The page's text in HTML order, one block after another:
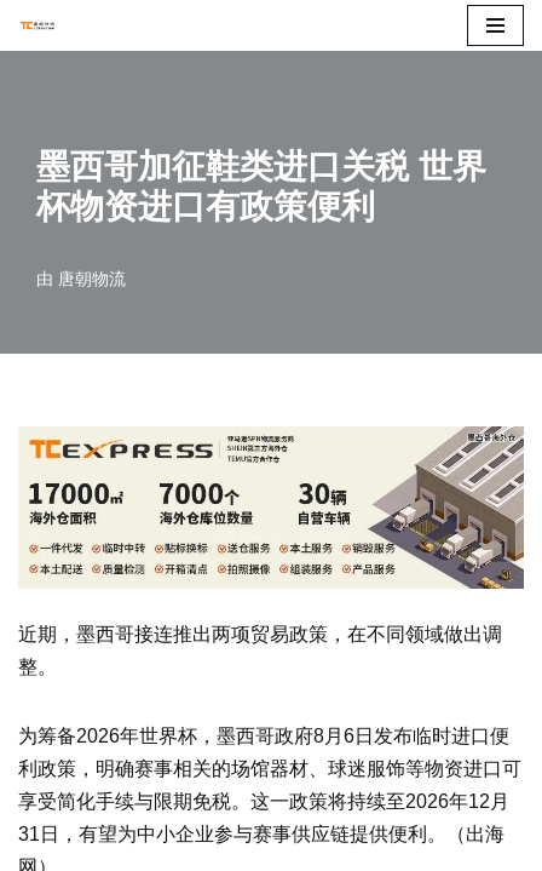
文墨西哥加征鞋类进口关税 世界
杯物资进口有政策便利
由 唐朝物流
近期，墨西哥接连推出两项贸易政策，在不同领域做出调
整。
为筹备2026年世界杯，墨西哥政府8月6日发布临时进口便
利政策，明确赛事相关的场馆器材、球迷服饰等物资进口可
享受简化手续与限期免税。这一政策将持续至2026年12月
31日，有望为中小企业参与赛事供应链提供便利。（出海
网）